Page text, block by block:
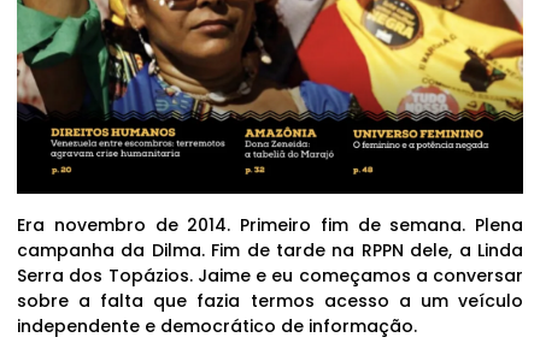
Era novembro de 2014. Primeiro fim de semana. Plena
campanha da Dilma. Fim de tarde na RPPN dele, a Linda
Serra dos Topázios. Jaime e eu começamos a conversar
sobre a falta que fazia termos acesso a um veículo
independente e democrático de informação.